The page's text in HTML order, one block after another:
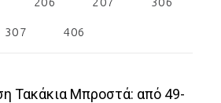
307 406
Τακάκια Μπροστά: από 49-